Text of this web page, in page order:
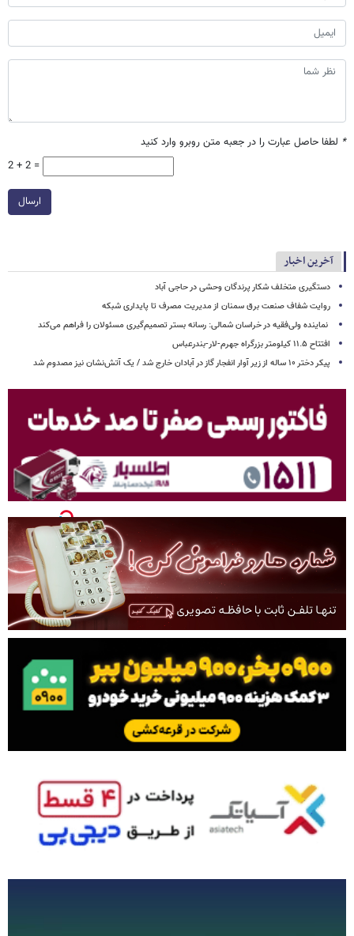
* لطفا حاصل عبارت را در جعبه متن روبرو وارد کنید
2 + 2 =
ارسال
آخرین اخبار
دستگیری متخلف شکار پرندگان وحشی در حاجی آباد
روایت شفاف صنعت برق سمنان از مدیریت مصرف تا پایداری شبکه
نماینده ولی‌فقیه در خراسان شمالی: رسانه بستر تصمیم‌گیری مسئولان را فراهم می‌کند
افتتاح ۱۱.۵ کیلومتر بزرگراه جهرم-لار-بندرعباس
پیکر دختر ۱۰ ساله از زیر آوار انفجار گاز در آبادان خارج شد / یک آتش‌نشان نیز مصدوم شد